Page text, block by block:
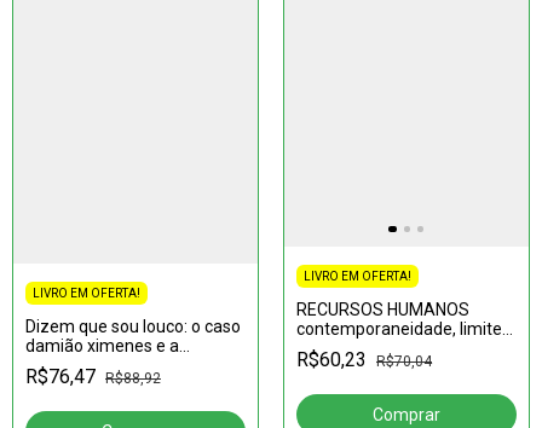
LIVRO EM OFERTA!
Dizem que sou louco: o caso
damião ximenes e a
reforma psiquiátrica em
sobral-ce
R$76,47 R$88,92
LIVRO EM OFERTA!
RECURSOS HUMANOS
contemporaneidade, limites
e possibilidades teóricas e
aplicadas
R$60,23 R$70,04